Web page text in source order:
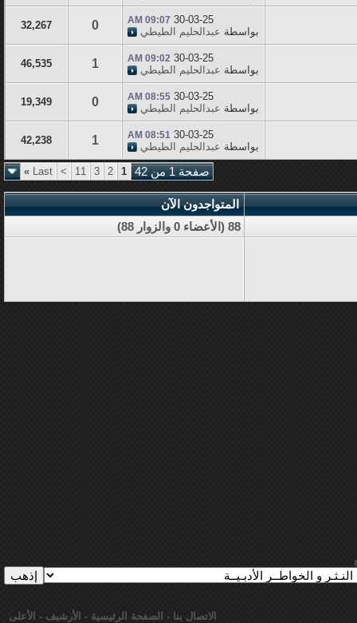
30-03-25
09:07 AM
بواسطة عبدالحليم الطيطي 0
32,267
30-03-25
09:02 AM
بواسطة عبدالحليم الطيطي 1
46,535
30-03-25
08:55 AM
بواسطة عبدالحليم الطيطي 0
19,349
30-03-25
08:51 AM
بواسطة عبدالحليم الطيطي 1
42,238
صفحة 1 من 42 1
2
3
11
>
Last
»
المتواجدون الآن
88 (الأعضاء 0 والزوار 88)
الاتصال بنا - الصفحة الرئيسية - الأرشيف - الأعلى